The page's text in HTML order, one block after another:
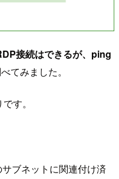
接続はできるが、ping
てみました。
す。
ブネットに関連付け済